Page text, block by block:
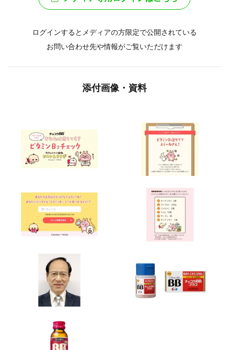
ログインするとメディアの方限定で公開されている
お問い合わせ先や情報がご覧いただけます
添付画像・資料